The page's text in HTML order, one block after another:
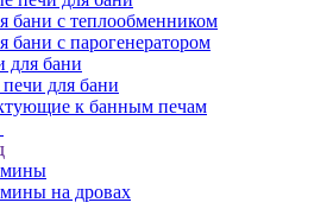
бани с теплообменником
бани с парогенератором
для бани
для бани
к банным печам
на дровах